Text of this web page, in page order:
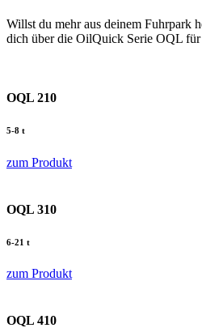
Willst du mehr aus deinem Fuhrpark
dich über die OilQuick Serie OQL für
OQL 210
5-8 t
zum Produkt
OQL 310
6-21 t
zum Produkt
OQL 410